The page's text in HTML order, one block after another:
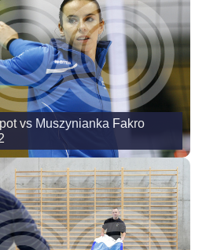
vs Muszynianka Fakro